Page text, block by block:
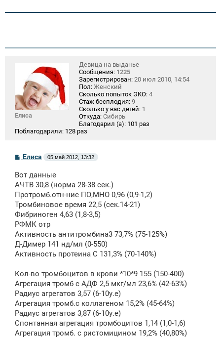
Елиса
Девица на выданье
Сообщения: 1225
Зарегистрирован: 20 июл 2010, 14:54
Пол: Женский
Сколько попыток ЭКО: 4
Стаж бесплодия: 9
Сколько у вас детей: 1
Откуда: Сибирь
Благодарил (а): 101 раз
Поблагодарили: 128 раз
С
б
щ
н
и
Елиса 05 май 2012, 13:32
Вот данные
АЧТВ 30,8 (норма 28-38 сек.)
Протромб.отн-ние ПО,МНО 0,96 (0,9-1,2)
Тромбиновое время 22,5 (сек.14-21)
Фибриноген 4,63 (1,8-3,5)
РФМК отр
Активность антитромбина3 73,7% (75-125%)
Д-Димер 141 нд/мл (0-550)
Активность протеина С 131,3% (70-140%)
Кол-во тромбоцитов в крови *10*9 155 (150-400)
Агрегация тромб с АДФ 2,5 мкг/мл 23,6% (42-63%)
Радиус агрегатов 3,57 (6-10у.е)
Агрегация тромб.с коллагеном 15,2% (45-64%)
Радиус агрегатов 3,87 (6-10у.е)
Спонтанная агрегация тромбоцитов 1,14 (1,0-1,6)
Агрегация тромб. с ристомицином 19,2% (40,80%)